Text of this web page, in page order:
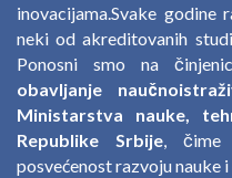
inovacijama.Svake
neki od akreditovanih
Ponosni smo na
obavljanje
Ministarstva nauke,
Republike Srbije ,
posvećenost razvoju nauke i